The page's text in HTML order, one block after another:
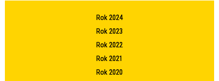
Rok 2024
Rok 2023
Rok 2022
Rok 2021
Rok 2020